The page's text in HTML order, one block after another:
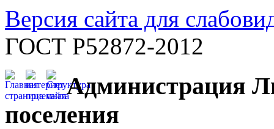
Версия сайта для
ГОСТ Р52872-2012
Администрация
поселения